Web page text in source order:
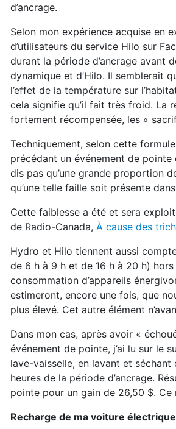
d’ancrage.
Selon mon expérience acquise en
d’utilisateurs du service Hilo sur
durant la période d’ancrage
dynamique et d’Hilo. Il semblerait
l’effet de la température sur
cela signifie qu’il fait très froid. La
fortement récompensée, les «
Techniquement, selon cette
précédant un événement de
dis pas qu’une grande proportion
qu’une telle faille soit présente
Cette faiblesse a été et sera
de Radio-Canada, À cause des
Hydro et Hilo tiennent aussi
de 6 h à 9 h et de 16 h à 20 h)
consommation d’appareils
estimeront, encore une fois, que
plus élevé. Cet autre élément
Dans mon cas, après avoir «
événement de pointe, j’ai lu sur le
lave-vaisselle, en lavant et
heures de la période d’ancrage.
pointe pour un gain de 26,50 $. Ce
Recharge de ma voiture